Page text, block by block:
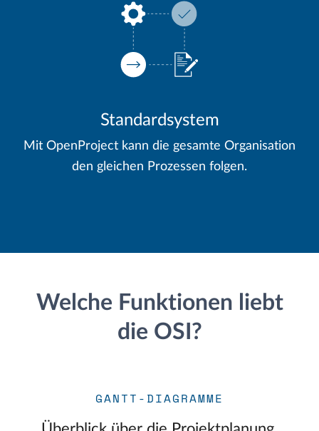
Standardsystem
Mit OpenProject kann die gesamte Organisation
den gleichen Prozessen folgen.
Welche Funktionen liebt
die OSI?
GANTT-DIAGRAMME